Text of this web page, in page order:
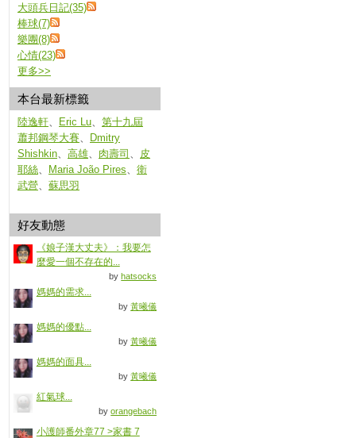
大頭兵日記(35)
棒球(7)
樂團(8)
心情(23)
更多>>
本台最新標籤
陸逸軒、 Eric Lu、 第十九屆
蕭邦鋼琴大賽、
Dmitry
Shishkin、 高雄、 肉壽司 、 皮
耶絲、 Maria João Pires、 衛
武營、 蘇思羽
好友動態
《娘子漢大丈夫》：我要怎
麼愛一個不存在的...
byhatsocks
媽媽的需求...
by黃曦儀
媽媽的優點...
by黃曦儀
媽媽的面具...
by黃曦儀
紅氣球...
byorangebach
小護師番外章77 >家書 7